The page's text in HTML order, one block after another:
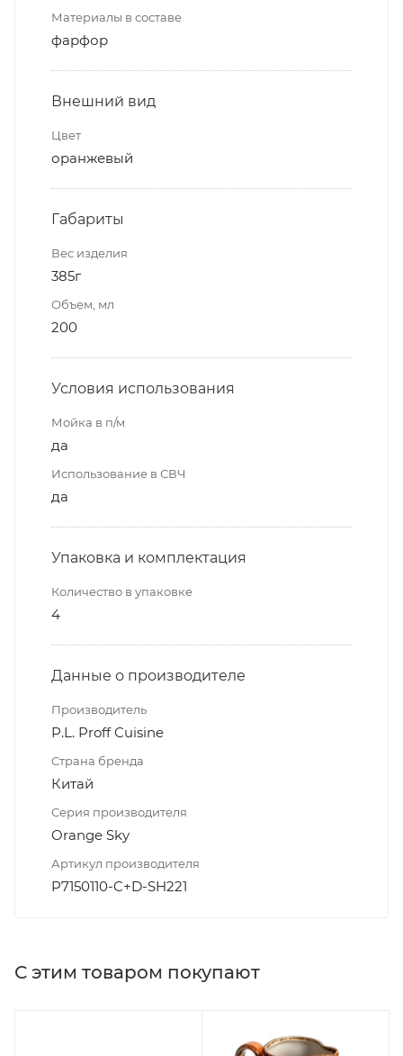
Материалы в составе
фарфор
Внешний вид
Цвет
оранжевый
Габариты
Вес изделия
385г
Объем, мл
200
Условия использования
Мойка в п/м
да
Использование в СВЧ
да
Упаковка и комплектация
Количество в упаковке
4
Данные о производителе
Производитель
P.L. Proff Cuisine
Страна бренда
Китай
Серия производителя
Orange Sky
Артикул производителя
P7150110-C+D-SH221
С этим товаром покупают